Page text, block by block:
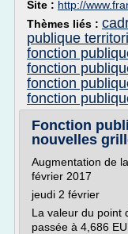
Site : http://
Thèmes liés :
publique
fonction
fonction
fonction
fonction
Fonction
nouvelles
Augmentation de
février 2017
jeudi 2 février
La valeur du point
passée à 4,686